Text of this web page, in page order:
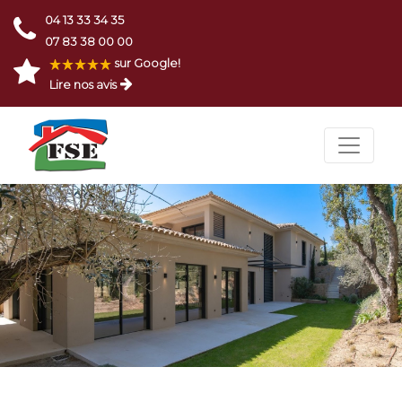
04 13 33 34 35
07 83 38 00 00
sur Google!
Lire nos avis